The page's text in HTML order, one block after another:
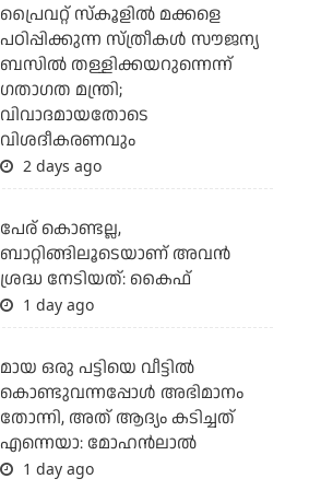
പ്രൈവറ്റ് സ്‌കൂളില്‍ മക്കളെ
പഠിപ്പിക്കുന്ന സ്ത്രീകള്‍ സൗജന്യ
ബസില്‍ തള്ളിക്കയറുന്നെന്ന്
ഗതാഗത മന്ത്രി;
വിവാദമായതോടെ
വിശദീകരണവും
2 days ago
പേര് കൊണ്ടല്ല,
ബാറ്റിങ്ങിലൂടെയാണ് അവൻ
ശ്രദ്ധ നേടിയത്: കൈഫ്
1 day ago
മായ ഒരു പട്ടിയെ വീട്ടില്‍
കൊണ്ടുവന്നപ്പോള്‍ അഭിമാനം
തോന്നി, അത് ആദ്യം കടിച്ചത്
എന്നെയാ: മോഹന്‍ലാല്‍
1 day ago